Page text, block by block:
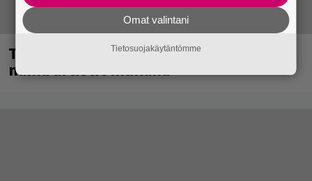
Tampereella sunnuntaina superpäivä –
nämä artistit mukana
Omat valintani
Tietosuojakäytäntömme